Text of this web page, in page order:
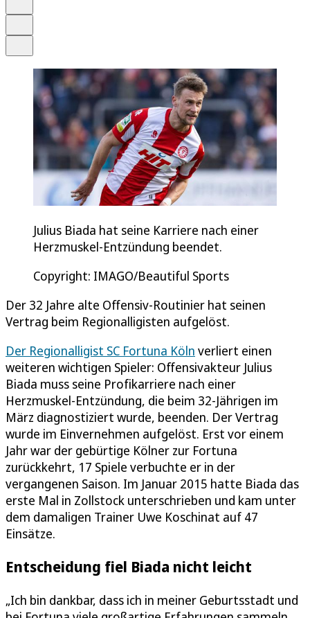
Julius Biada hat seine Karriere nach einer
Herzmuskel-Entzündung beendet.
Copyright: IMAGO/Beautiful Sports
Der 32 Jahre alte Offensiv-Routinier hat seinen
Vertrag beim Regionalligisten aufgelöst.
Der Regionalligist SC Fortuna Köln verliert einen
weiteren wichtigen Spieler: Offensivakteur Julius
Biada muss seine Profikarriere nach einer
Herzmuskel-Entzündung, die beim 32-Jährigen im
März diagnostiziert wurde, beenden. Der Vertrag
wurde im Einvernehmen aufgelöst. Erst vor einem
Jahr war der gebürtige Kölner zur Fortuna
zurückkehrt, 17 Spiele verbuchte er in der
vergangenen Saison. Im Januar 2015 hatte Biada das
erste Mal in Zollstock unterschrieben und kam unter
dem damaligen Trainer Uwe Koschinat auf 47
Einsätze.
Entscheidung fiel Biada nicht leicht
„Ich bin dankbar, dass ich in meiner Geburtsstadt und